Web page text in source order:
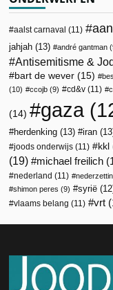
aalst carnaval (11)
jahjah (13) andré gantman
Antisemitisme &
bart de wever (15)
(10)
ccojb (9) cd&v (11)
(14) gaza
herdenking (13) iran
joods onderwijs (11) kkl
(19)
michael freilich
nederland (11)
shimon peres (9) syrië
vlaams belang (11) vrt